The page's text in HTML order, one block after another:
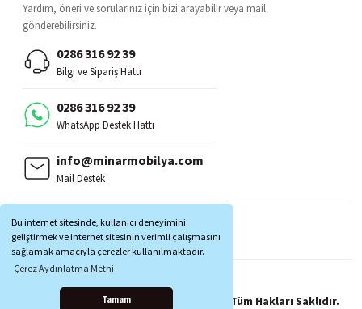
Bu internet sitesinde, kullanıcı deneyimini
geliştirmek ve internet sitesinin verimli çalışmasını
sağlamak amacıyla çerezler kullanılmaktadır.
Çerez Aydınlatma Metni
Tamam
Yardım, öneri ve sorularınız için bizi arayabilir veya mail
gönderebilirsiniz.
0286 316 92 39
Bilgi ve Sipariş Hattı
0286 316 92 39
WhatsApp Destek Hattı
info@minarmobilya.com
Mail Destek
MOBİL UYGULAMALAR:
Copyright © 1997 - 2025 Minar Mobilya® Tüm Hakları Saklıdır.